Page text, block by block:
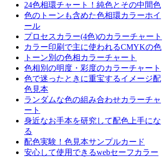
24色相環チャート！純色とその中間色
色のトーンも含めた色相環カラーホイ
ール
プロセスカラー(4色)のカラーチャート
カラー印刷で主に使われるCMYKの色
トーン別の色相カラーチャート
色相別の明度・彩度のカラーチャート
色で迷ったときに重宝するイメージ配
色見本
ランダムな色の組み合わせカラーチャ
ート
身近なお手本を研究して配色上手にな
る
配色実験！色見本サンプルカード
安心して使用できるwebセーフカラー